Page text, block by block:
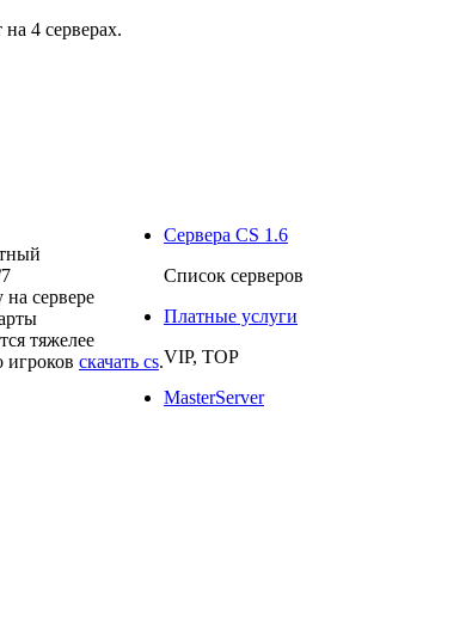
на 4 серверах.
на сервере
тяжелее
игроков скачать cs.
Сервера CS 1.6
Список серверов
Платные услуги
VIP, TOP
MasterServer